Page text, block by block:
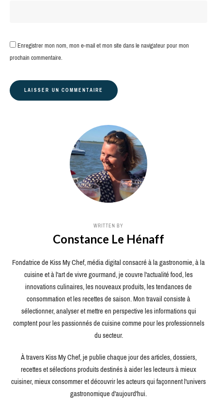
Enregistrer mon nom, mon e-mail et mon site dans le navigateur pour mon
prochain commentaire.
WRITTEN BY
Constance Le Hénaff
Fondatrice de Kiss My Chef, média digital consacré à la gastronomie, à la
cuisine et à l'art de vivre gourmand, je couvre l'actualité food, les
innovations culinaires, les nouveaux produits, les tendances de
consommation et les recettes de saison. Mon travail consiste à
sélectionner, analyser et mettre en perspective les informations qui
comptent pour les passionnés de cuisine comme pour les professionnels
du secteur.
À travers Kiss My Chef, je publie chaque jour des articles, dossiers,
recettes et sélections produits destinés à aider les lecteurs à mieux
cuisiner, mieux consommer et découvrir les acteurs qui façonnent l'univers
gastronomique d'aujourd'hui.